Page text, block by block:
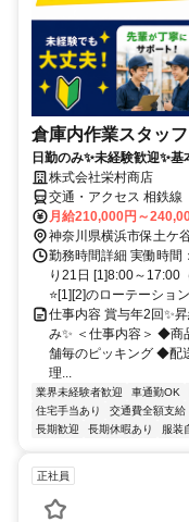
倉庫内作業スタッフ
日勤のみ✨未経験歓迎✨
株式会社栄村商店
交通・アクセス 相鉄線
月給210,000円～
神奈川県横浜市保土ケ
勤務時間詳細 実働時間
り21日 [1]8:00～17:00
⭐[1][2]のローテーショ
仕事内容 賞与年2回✨
み✨ ＜仕事内容＞ ◆商
舗毎のピッキング ◆配
理...
業界未経験者歓迎 車通勤OK
住宅手当あり
交通費全額支給
長期歓迎
長期休暇あり 服装
正社員